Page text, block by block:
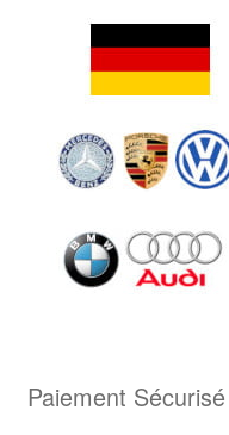
Paiement Sécurisé